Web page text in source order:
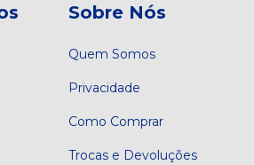
Sobre Nós
Quem Somos
Privacidade
Como Comprar
Trocas e Devoluções